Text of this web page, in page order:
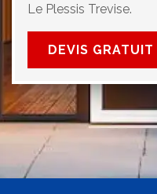
Le Plessis Trevise.
DEVIS GRATUIT